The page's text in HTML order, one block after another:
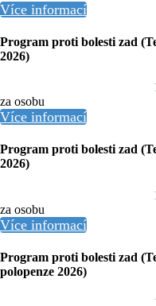
Více informací
Program proti bolesti zad
2026)
za osobu
Více informací
Program proti bolesti zad
2026)
za osobu
Více informací
Program proti bolesti zad
polopenze 2026)